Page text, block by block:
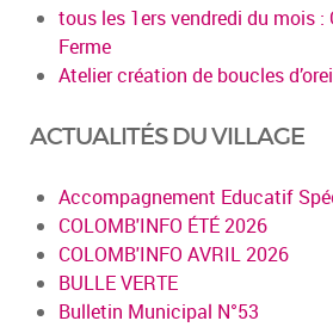
tous les 1ers vendredi du mois :
Ferme
Atelier création de boucles
ACTUALITÉS DU VILLAGE
Accompagnement Educatif
COLOMB'INFO ÉTÉ 2026
COLOMB'INFO AVRIL 2026
BULLE VERTE
Bulletin Municipal N°53